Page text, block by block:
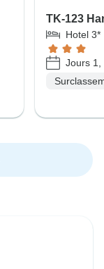
TK-123
Hotel 3*
Jours 1,